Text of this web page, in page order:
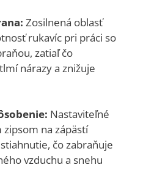
Zosilnená oblasť
rukavíc pri práci so
zatiaľ čo
nárazy a znižuje
Nastaviteľné
zipsom na zápästí
čo zabraňuje
vzduchu a snehu